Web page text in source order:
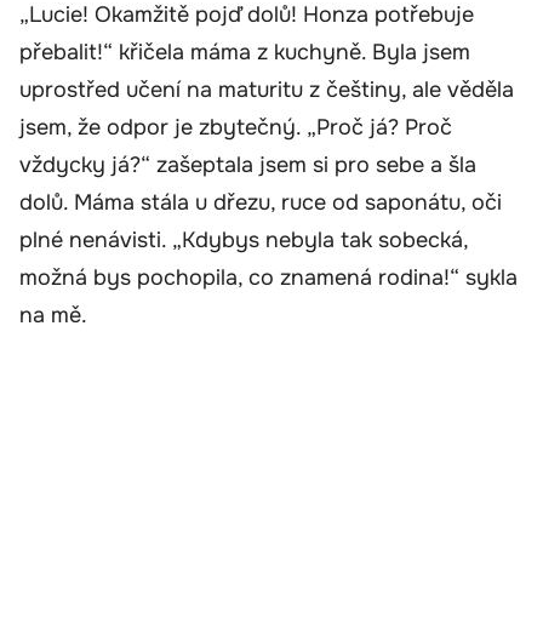
„Lucie! Okamžitě pojď dolů! Honza potřebuje
přebalit!“ křičela máma z kuchyně. Byla jsem
uprostřed učení na maturitu z češtiny, ale věděla
jsem, že odpor je zbytečný. „Proč já? Proč
vždycky já?“ zašeptala jsem si pro sebe a šla
dolů. Máma stála u dřezu, ruce od saponátu, oči
plné nenávisti. „Kdybys nebyla tak sobecká,
možná bys pochopila, co znamená rodina!“ sykla
na mě.